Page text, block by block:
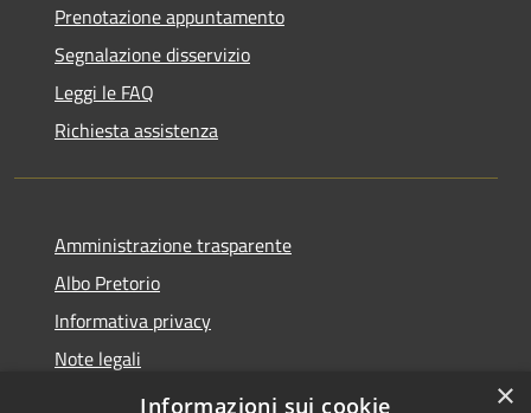
Prenotazione appuntamento
Segnalazione disservizio
Leggi le FAQ
Richiesta assistenza
Amministrazione trasparente
Albo Pretorio
Informativa privacy
Note legali
Dichiarazione di accessibilità
×
Informazioni sui cookie